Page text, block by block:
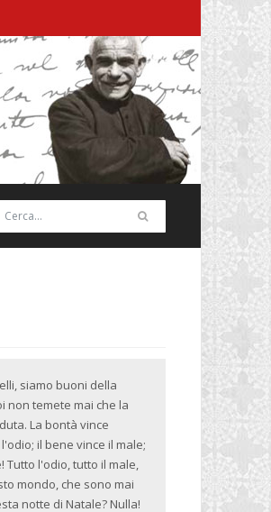
siamo buoni della
non temete mai che la
La bontà vince
il bene vince il male;
Tutto l'odio, tutto il male,
mondo, che sono mai
notte di Natale? Nulla!